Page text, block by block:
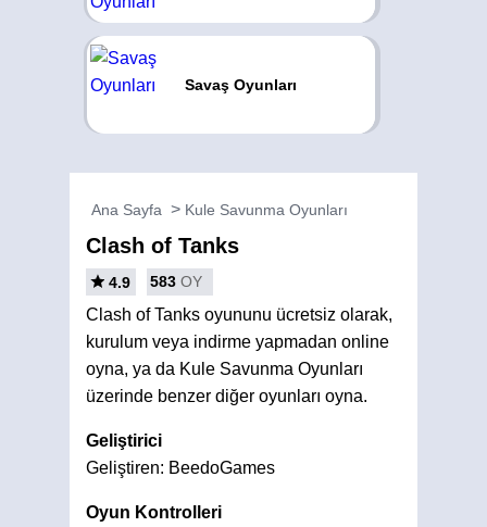
Savaş Oyunları
Ana Sayfa Kule Savunma Oyunları
Clash of Tanks
4.9 583 OY
Clash of Tanks oyununu ücretsiz olarak,
kurulum veya indirme yapmadan online
oyna, ya da Kule Savunma Oyunları
üzerinde benzer diğer oyunları oyna.
Geliştirici
Geliştiren: BeedoGames
Oyun Kontrolleri